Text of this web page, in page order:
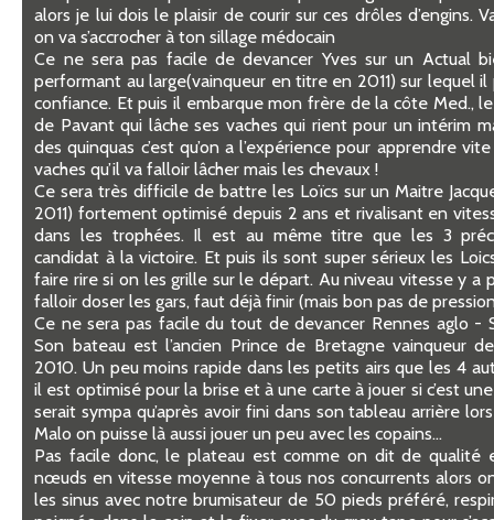
alors je lui dois le plaisir de courir sur ces drôles d’engins.
on va s’accrocher à ton sillage médocain
Ce ne sera pas facile de devancer Yves sur un Actual
performant au large(vainqueur en titre en 2011) sur lequel
confiance. Et puis il embarque mon frère de la côte Med.,
de Pavant qui lâche ses vaches qui rient pour un intérim
des quinquas c’est qu’on a l’expérience pour apprendre
vaches qu’il va falloir lâcher mais les chevaux !
Ce sera très difficile de battre les Loïcs sur un Maitre
2011) fortement optimisé depuis 2 ans et rivalisant en
dans les trophées. Il est au même titre que les 3
candidat à la victoire. Et puis ils sont super sérieux les
faire rire si on les grille sur le départ. Au niveau vitesse y a
falloir doser les gars, faut déjà finir (mais bon pas de
Ce ne sera pas facile du tout de devancer Rennes aglo -
Son bateau est l’ancien Prince de Bretagne vainqueur
2010. Un peu moins rapide dans les petits airs que les 4
il est optimisé pour la brise et à une carte à jouer si c’est
serait sympa qu’après avoir fini dans son tableau arrière
Malo on puisse là aussi jouer un peu avec les copains…
Pas facile donc, le plateau est comme on dit de qualité
nœuds en vitesse moyenne à tous nos concurrents alors
les sinus avec notre brumisateur de 50 pieds préféré,